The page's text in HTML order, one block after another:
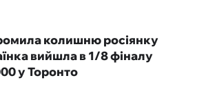
колишню росіянку
вийшла в 1/8 фіналу
у Торонто